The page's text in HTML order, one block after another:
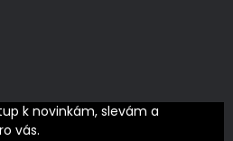
k novinkám, slevám a
vás.